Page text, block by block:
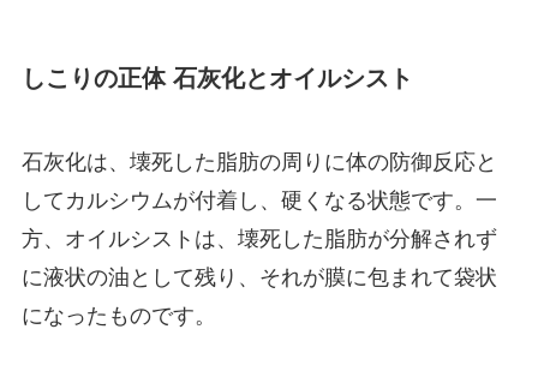
しこりの正体 石灰化とオイルシスト
石灰化は、壊死した脂肪の周りに体の防御反応と
してカルシウムが付着し、硬くなる状態です。一
方、オイルシストは、壊死した脂肪が分解されず
に液状の油として残り、それが膜に包まれて袋状
になったものです。